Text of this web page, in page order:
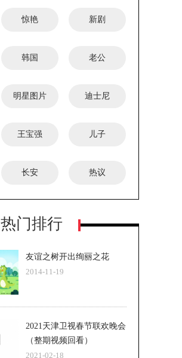
惊艳 新剧
韩国 老公
明星图片 迪士尼
王宝强 儿子
长安 热议
热门排行
友谊之树开出绚丽之花
2014-11-19
2021天津卫视春节联欢晚会
（整期视频回看）
2021-02-18